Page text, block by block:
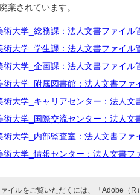
棄されています。
術大学_総務課：法人文書ファイル
術大学_学生課：法人文書ファイル
術大学_企画課：法人文書ファイル
術大学_附属図書館：法人文書ファ
術大学_キャリアセンター：法人文
術大学_国際交流センター：法人文
術大学_内部監査室：法人文書ファ
術大学_情報センター：法人文書フ
ァイルをご覧いただくには、「Adobe（